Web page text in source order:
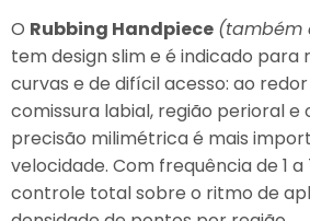
O Rubbing Handpiece (também
tem design slim e é indicado para
curvas e de difícil acesso: ao
comissura labial, região perioral e
precisão milimétrica é mais
velocidade. Com frequência de 1 a
controle total sobre o ritmo de